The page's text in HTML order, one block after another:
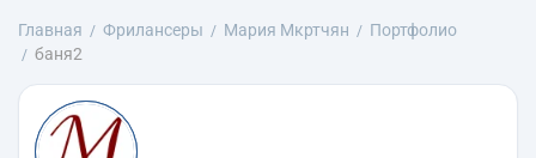
Главная Фрилансеры Mария Мкртчян
Портфолио
баня2